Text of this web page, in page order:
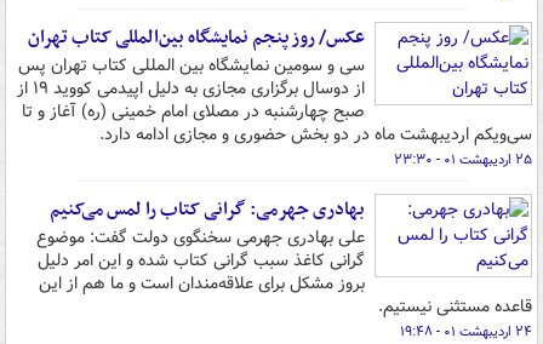
عکس/ روز پنجم نمایشگاه بین‌المللی کتاب تهران
سی و سومین نمایشگاه بین المللی کتاب تهران پس
از دوسال برگزاری مجازی به دلیل اپیدمی کووید ۱۹ از
صبح چهارشنبه در مصلای امام خمینی (ره) آغاز و تا
سی‌ویکم اردیبهشت ماه در دو بخش حضوری و مجازی ادامه دارد.
۲۵ اردیبهشت ۰۱ - ۲۳:۳۰
بهادری جهرمی: گرانی کتاب را لمس می‌کنیم
علی بهادری جهرمی سخنگوی دولت گفت: موضوع
گرانی کاغذ سبب گرانی کتاب شده و این امر دلیل
بروز مشکل برای علاقه‌مندان است و ما هم از این
قاعده مستثنی نیستیم.
۲۴ اردیبهشت ۰۱ - ۱۹:۴۸